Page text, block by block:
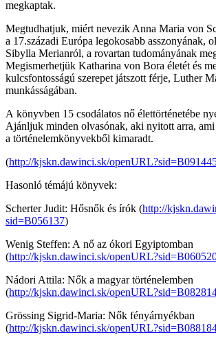
megkaptak.
Megtudhatjuk, miért nevezik Anna Maria von
a 17.századi Európa legokosabb asszonyának,
Sibylla Merianról, a rovartan tudományának
Megismerhetjük Katharina von Bora életét és
kulcsfontosságú szerepet játszott férje, Luther
munkásságában.
A könyvben 15 csodálatos nő élettörténetébe
Ajánljuk minden olvasónak, aki nyitott arra, ami
a történelemkönyvekből kimaradt.
(http://kjskn.dawinci.sk/
Hasonló témájú könyvek:
Scherter Judit: Hősnők és írók (http://
sid=B056137)
Wenig Steffen: A nő az ókori Egyiptomban
(http://kjskn.dawinci.sk/
Nádori Attila: Nők a magyar történelemben
(http://kjskn.dawinci.sk/
Grössing Sigrid-Maria: Nők fényárnyékban
(http://kjskn.dawinci.sk/